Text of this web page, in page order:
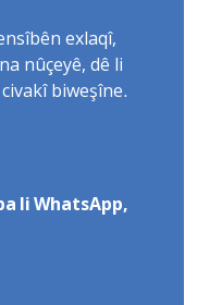
exlaqî,
nûçeyê, dê li
biweşîne.
li WhatsApp,